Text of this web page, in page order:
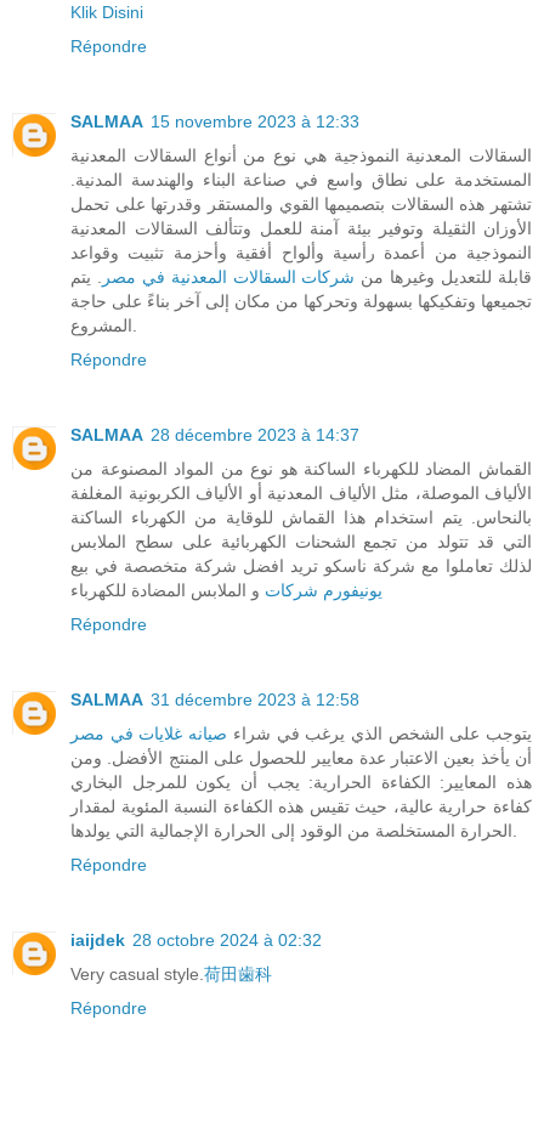
Klik Disini
Répondre
SALMAA 15 novembre 2023 à 12:33
السقالات المعدنية النموذجية هي نوع من أنواع السقالات المعدنية
المستخدمة على نطاق واسع في صناعة البناء والهندسة المدنية.
تشتهر هذه السقالات بتصميمها القوي والمستقر وقدرتها على تحمل
الأوزان الثقيلة وتوفير بيئة آمنة للعمل وتتألف السقالات المعدنية
النموذجية من أعمدة رأسية وألواح أفقية وأحزمة تثبيت وقواعد
قابلة للتعديل وغيرها من شركات السقالات المعدنية في مصر
. يتم
تجميعها وتفكيكها بسهولة وتحركها من مكان إلى آخر بناءً على حاجة
Répondre
SALMAA 28 décembre 2023 à 14:37
القماش المضاد للكهرباء الساكنة هو نوع من المواد المصنوعة من
الألياف الموصلة، مثل الألياف المعدنية أو الألياف الكربونية المغلفة
بالنحاس. يتم استخدام هذا القماش للوقاية من الكهرباء الساكنة
التي قد تتولد من تجمع الشحنات الكهربائية على سطح الملابس
لذلك تعاملوا مع شركة ناسكو تريد افضل شركة متخصصة في بيع
يونيفورم شركات و الملابس المضادة للكهرباء
Répondre
SALMAA 31 décembre 2023 à 12:58
يتوجب على الشخص الذي يرغب في شراء صيانه غلايات في مصر
أن يأخذ بعين الاعتبار عدة معايير للحصول على المنتج الأفضل. ومن
هذه المعايير: الكفاءة الحرارية: يجب أن يكون للمرجل البخاري
كفاءة حرارية عالية، حيث تقيس هذه الكفاءة النسبة المئوية لمقدار
Répondre
iaijdek 28 octobre 2024 à 02:32
Very casual style. 荷田歯科
Répondre